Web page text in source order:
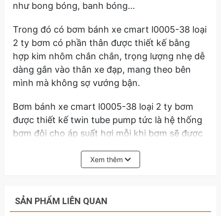
như bong bóng, banh bóng…
Trong đó có bơm bánh xe cmart l0005-38 loại
2 ty bơm có phần thân được thiết kế bằng
hợp kim nhôm chắn chắn, trọng lượng nhẹ dễ
dàng gắn vào thân xe đạp, mang theo bên
mình mà không sợ vướng bận.
Bơm bánh xe cmart l0005-38 loại 2 ty bơm
được thiết kế twin tube pump tức là hệ thống
bơm đôi cho áp suất hơi mỗi khi bơm sẽ được
ống bơm đơn thông thường, đây là một cải
cho ta dễ dàng bơm các loại xe đạp, xe gắn
máy, bong bóng, banh bóng…
Xem thêm
SẢN PHẨM LIÊN QUAN